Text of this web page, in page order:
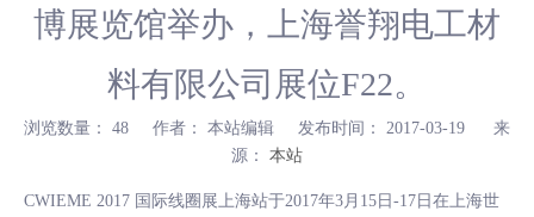
博展览馆举办，上海誉翔电工材
料有限公司展位F22。
浏览数量： 48 作者： 本站编辑 发布时间： 2017-03-19 来
源： 本站
["wechat","weibo","qzone","douban","email"]
CWIEME 2017 国际线圈展上海站于2017年3月15日-17日在上海世